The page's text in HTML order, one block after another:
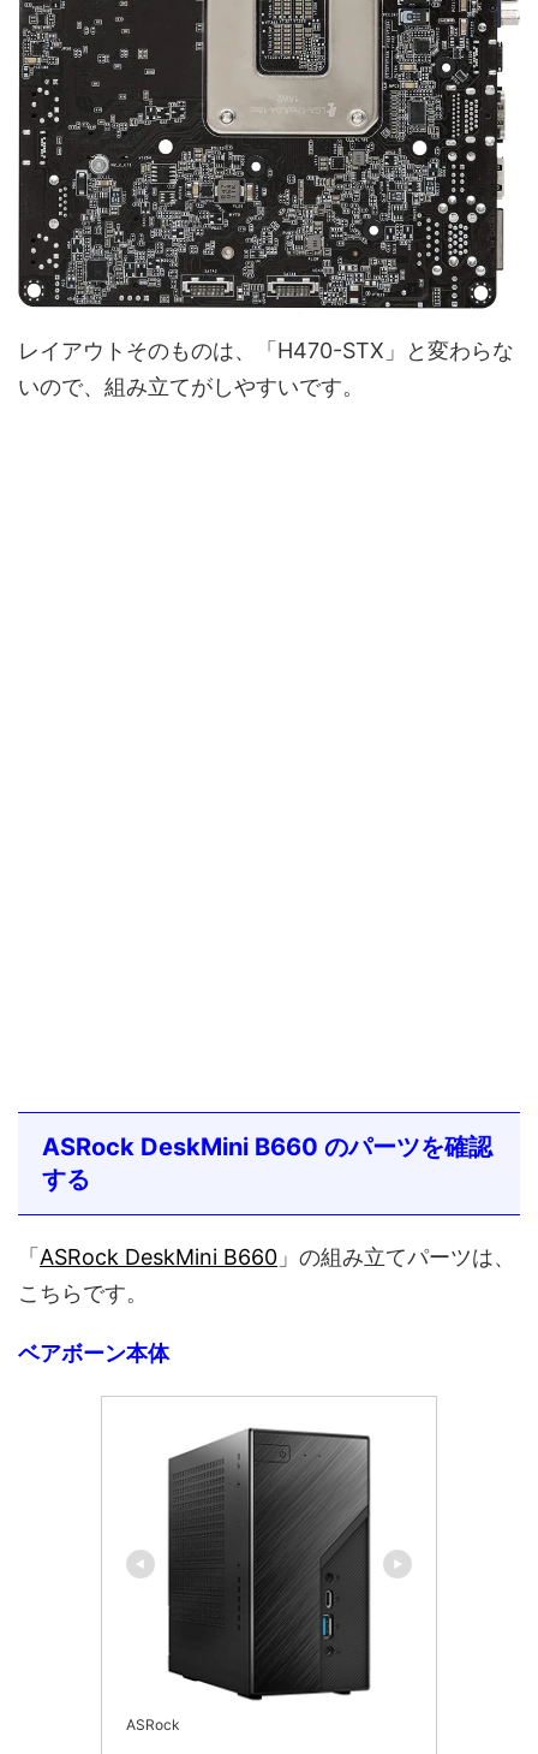
レイアウトそのものは、「H470-STX」と変わらな
いので、組み立てがしやすいです。
ASRock DeskMini B660 のパーツを確認
する
「 ASRock DeskMini B660 」の組み立てパーツは、
こちらです。
ベアボーン本体
ASRock